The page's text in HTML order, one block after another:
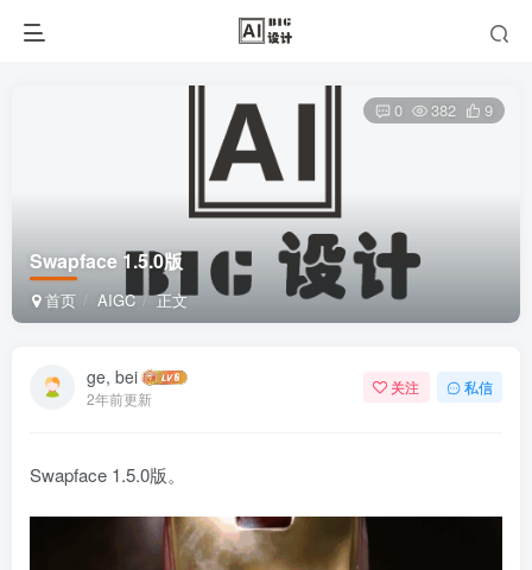
Swapface 1.5.0版
首页 AIGC 正文
0 382 9
ge, bei
2年前更新
关注 私信
Swapface 1.5.0版。